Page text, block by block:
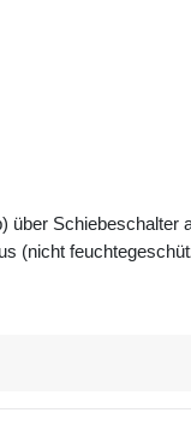
über Schiebeschalter
(nicht